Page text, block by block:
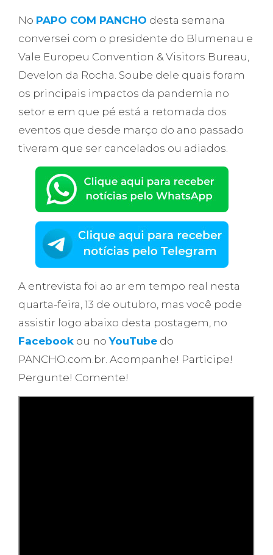
No PAPO COM PANCHO desta semana
conversei com o presidente do Blumenau e
Vale Europeu Convention & Visitors Bureau,
Develon da Rocha. Soube dele quais foram
os principais impactos da pandemia no
setor e em que pé está a retomada dos
eventos que desde março do ano passado
tiveram que ser cancelados ou adiados.
A entrevista foi ao ar em tempo real nesta
quarta-feira, 13 de outubro, mas você pode
assistir logo abaixo desta postagem, no
Facebook ou noYouTube do
PANCHO.com.br. Acompanhe! Participe!
Pergunte! Comente!